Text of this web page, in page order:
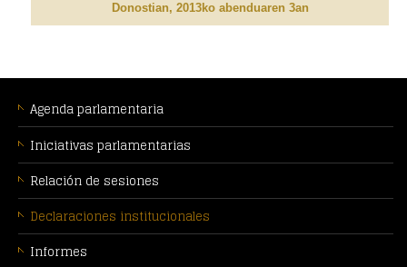
Donostian, 2013ko abenduaren 3an
CONTEXTUAL
Agenda parlamentaria
Iniciativas parlamentarias
Relación de sesiones
Declaraciones institucionales
Informes